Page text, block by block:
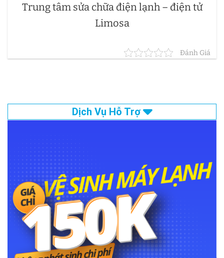
Trung tâm sửa chữa điện lạnh – điện tử
Limosa
Đánh Giá
Dịch Vụ Hỗ Trợ